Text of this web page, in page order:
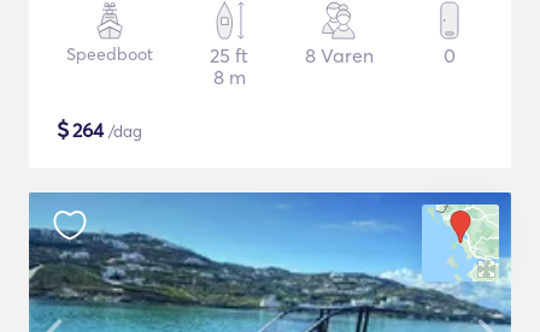
Speedboot
25 ft
8 m
8 Varen 0
$264/dag